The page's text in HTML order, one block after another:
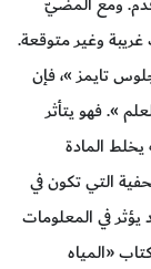
وغير متوقعة.
تايمز »، فإن
». فهو يتأثر
يخلط المادة
التي تكون في
في المعلومات
«المياه